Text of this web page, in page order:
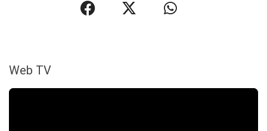
Web TV